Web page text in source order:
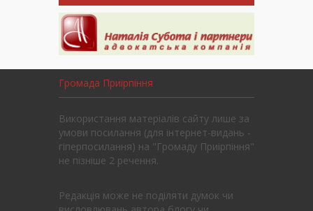
Громада Приірпіння
Використання матеріалів сайту лише за
умови посилання (для інтернет-видань -
гіперпосилання) на "Громаду Приірпіння"
не пізніше 2 речення.
Редакція може не поділяти думок чи